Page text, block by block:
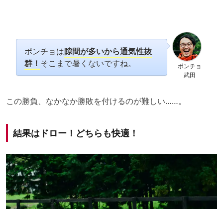
ポンチョ
武田
ポンチョは隙間が多いから通気性抜
群！ そこまで暑くないですね。
この勝負、なかなか勝敗を付けるのが難しい……。
結果はドロー！どちらも快適！